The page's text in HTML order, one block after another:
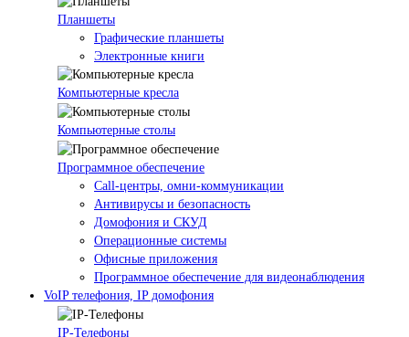
Планшеты
Графические планшеты
Электронные книги
Компьютерные кресла
Компьютерные столы
Программное обеспечение
Call-центры, омни-коммуникации
Антивирусы и безопасность
Домофония и СКУД
Операционные системы
Офисные приложения
Программное обеспечение для видеонаблюдения
VoIP телефония, IP домофония
IP-Телефоны